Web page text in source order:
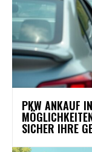
PKW ANKAUF
SICHER IHRE